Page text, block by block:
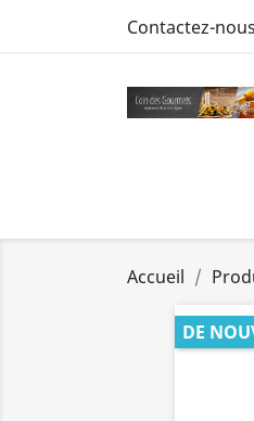
Contactez-nous
Accueil
DE